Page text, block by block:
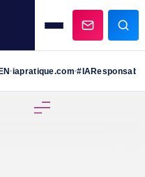
•iapratique.com•#IAResponsable